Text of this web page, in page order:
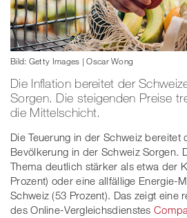
Bild: Getty Images | Oscar Wong
Die Inflation bereitet der
Sorgen. Die steigenden Preise
die Mittelschicht.
Die Teuerung in der Schweiz bereitet
Bevölkerung in der Schweiz Sorgen.
Thema deutlich stärker als etwa der
Prozent) oder eine allfällige Energie-
Schweiz (53 Prozent). Das zeigt eine
des Online-Vergleichsdienstes